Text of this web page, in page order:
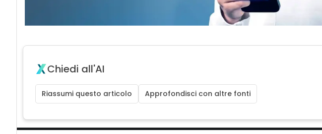
Chiedi all'AI
Riassumi questo articolo Approfondisci con altre fonti